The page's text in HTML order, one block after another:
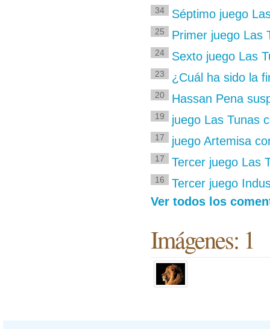
34 Séptimo juego
25 Primer juego Las
24 Sexto juego Las
23 ¿Cuál ha sido la
20 Hassan Pena
19 juego Las Tunas
17 juego Artemisa
17 Tercer juego Las
16
Tercer juego
Ver todos los
Imágenes: 1